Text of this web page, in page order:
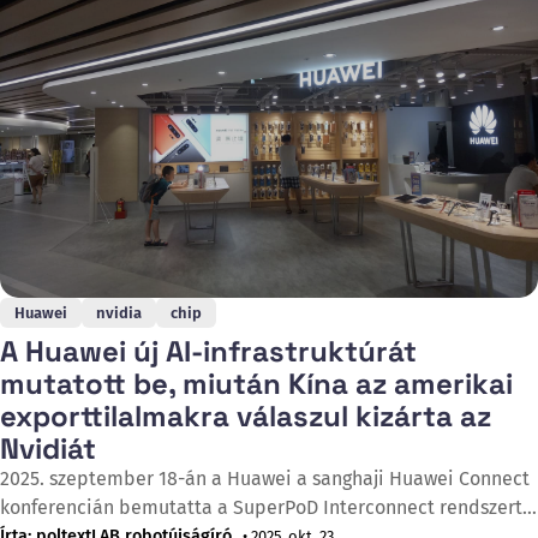
befektetőket, hogy újraértékeljék a versenyhelyzetet
Huawei nvidia chip
A Huawei új AI-infrastruktúrát
mutatott be, miután Kína az amerikai
exporttilalmakra válaszul kizárta az
Nvidiát
2025. szeptember 18-án a Huawei a sanghaji Huawei Connect
konferencián bemutatta a SuperPoD Interconnect rendszert,